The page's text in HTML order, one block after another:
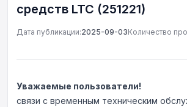
средств LTC (251221)
Дата публикации:2025-09-03Количество
Уважаемые пользователи!
связи с временным техническим